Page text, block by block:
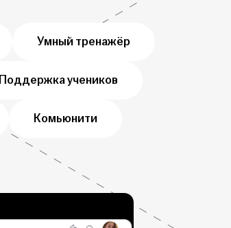
Умный тренажёр
Поддержка учеников
Комьюнити